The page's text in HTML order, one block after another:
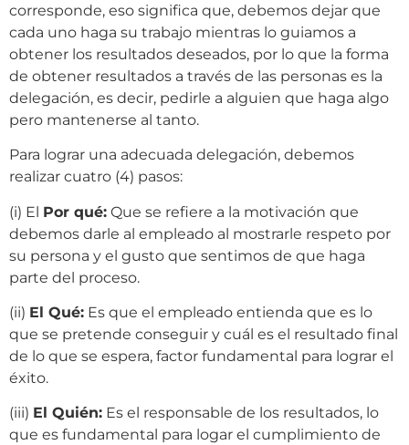
corresponde, eso significa que, debemos dejar que
cada uno haga su trabajo mientras lo guiamos a
obtener los resultados deseados, por lo que la forma
de obtener resultados a través de las personas es la
delegación, es decir, pedirle a alguien que haga algo
pero mantenerse al tanto.
Para lograr una adecuada delegación, debemos
realizar cuatro (4) pasos:
(i) El Por qué: Que se refiere a la motivación que
debemos darle al empleado al mostrarle respeto por
su persona y el gusto que sentimos de que haga
parte del proceso.
(ii) El Qué: Es que el empleado entienda que es lo
que se pretende conseguir y cuál es el resultado final
de lo que se espera, factor fundamental para lograr el
éxito.
(iii) El Quién: Es el responsable de los resultados, lo
que es fundamental para logar el cumplimiento de